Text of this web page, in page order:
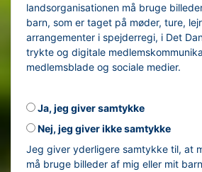
landsorganisationen må bruge
barn, som er taget på møder, ture,
arrangementer i spejderregi, i Det
trykte og digitale
medlemsblade og sociale medier.
Ja, jeg giver samtykke
Nej, jeg giver ikke samtykke
Jeg giver yderligere samtykke til, at
må bruge billeder af mig eller mit